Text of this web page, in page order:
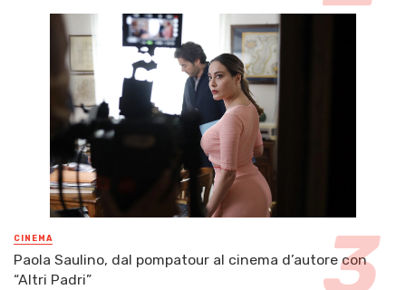
CINEMA
Paola Saulino, dal pompatour al cinema d’autore con
“Altri Padri”